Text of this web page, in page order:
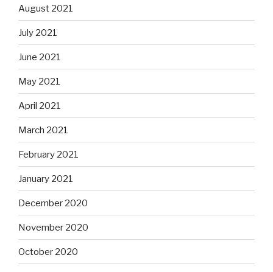
August 2021
July 2021
June 2021
May 2021
April 2021
March 2021
February 2021
January 2021
December 2020
November 2020
October 2020